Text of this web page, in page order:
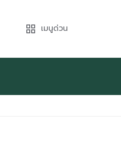
เมนูด่วน